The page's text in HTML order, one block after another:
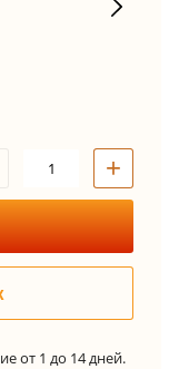
+
от 1 до 14 дней.